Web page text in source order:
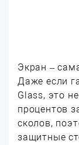
Экран –
Даже если
Glass, это
процентов
сколов,
защитные